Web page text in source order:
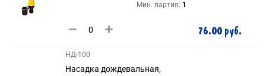
Мин. партия: 1
76.00 руб.
НД-100
Насадка дождевальная,